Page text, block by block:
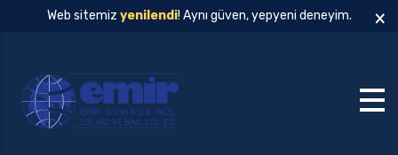
Web sitemiz yenilendi! Aynı güven, yepyeni deneyim. ×